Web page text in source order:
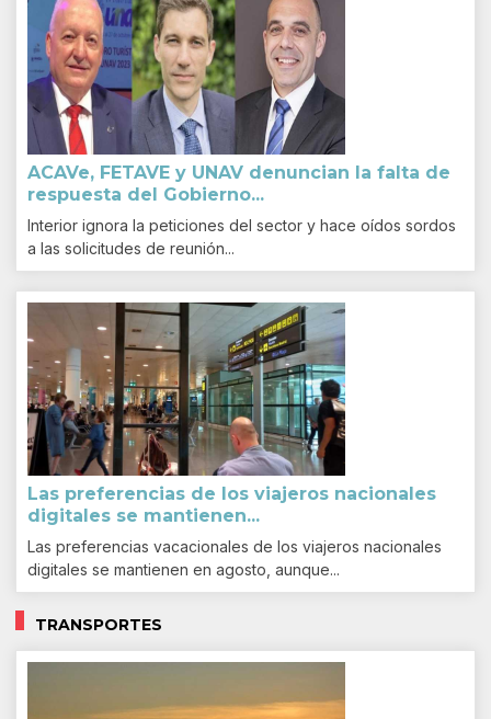
ACAVe, FETAVE y UNAV denuncian la falta de
respuesta del Gobierno...
Interior ignora la peticiones del sector y hace oídos sordos
a las solicitudes de reunión...
Las preferencias de los viajeros nacionales
digitales se mantienen...
Las preferencias vacacionales de los viajeros nacionales
digitales se mantienen en agosto, aunque...
TRANSPORTES